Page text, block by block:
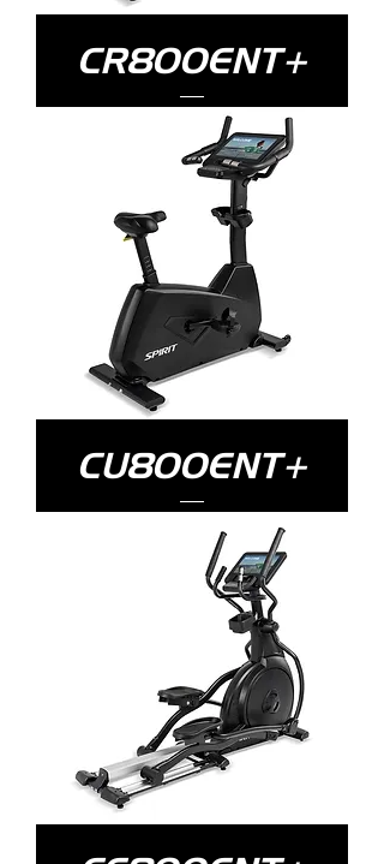
CR800ENT+
CU800ENT+